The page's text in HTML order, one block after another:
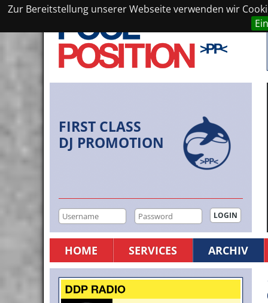
Zur Bereitstellung unserer Webseite verwenden wir
FIRST CLASS
DJ PROMOTION
HOME SERVICES ARCHIV